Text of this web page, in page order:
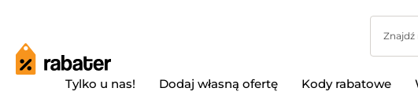
Tylko u nas! Dodaj własną ofertę Kody rabatowe